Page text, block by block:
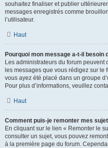
souhaitez finaliser et publier
messages enregistrés comme
l’utilisateur.
Haut
Pourquoi mon message a-t-il besoin
Les administrateurs du forum
les messages que vous rédigez sur
vous ayez été placé dans un groupe
Pour plus d’informations, veuillez
Haut
Comment puis-je remonter mes
En cliquant sur le lien « Remonter le
consulter un sujet, vous pouvez
à la première page du forum.